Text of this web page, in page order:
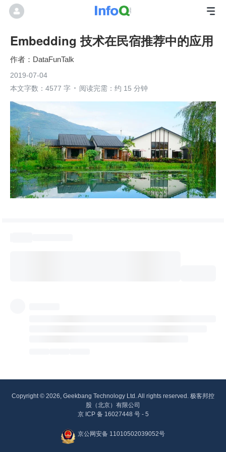
Embedding 技术在民宿推荐中的应用
DataFunTalk
2019-07-04
本文字数：4577 字
阅读完需：约 15 分钟
Copyright © 2026, Geekbang Technology Ltd. All rights reserved. 极客邦控
股（北京）有限公司
京 ICP 备 16027448 号 - 5
京公网安备 11010502039052号